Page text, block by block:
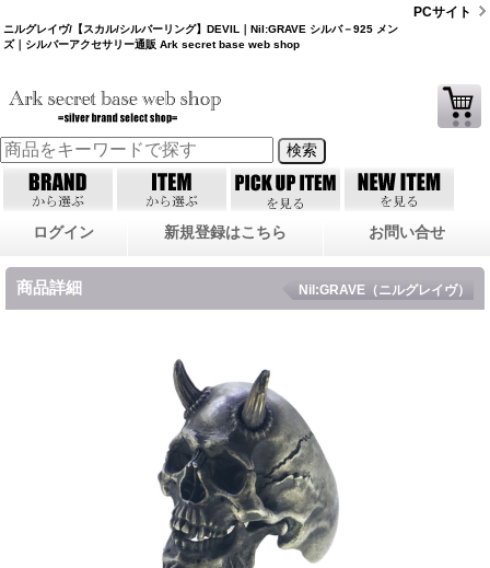
ニルグレイヴ/【スカル/シルバーリング】DEVIL｜Nil:GRAVE シルバ－925 メン
ズ｜シルバーアクセサリー通販 Ark secret base web shop
PCサイト
ログイン 新規登録はこちら お問い合せ
商品詳細 Nil:GRAVE（ニルグレイヴ）